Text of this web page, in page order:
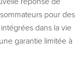
pour des
dans la vie
garantie limitée à